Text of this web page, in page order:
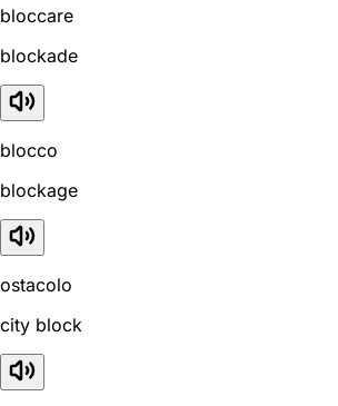
bloccare
blockade
blocco
blockage
ostacolo
city block